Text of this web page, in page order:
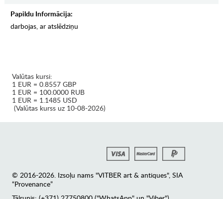
Papildu Informācija:
darbojas, ar atslēdziņu
Valūtas kursi:
1 EUR = 0.8557 GBP
1 EUR = 100.0000 RUB
1 EUR = 1.1485 USD
(Valūtas kurss uz 10-08-2026)
© 2016-2026. Izsoļu nams "VITBER art & antiques", SIA
“Provenance”